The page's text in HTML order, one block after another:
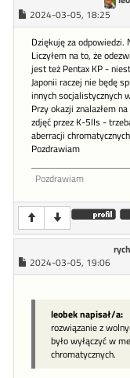
2024-03-05, 18:25
Dziękuję za odpowiedzi.
Liczyłem na to, że
jest też Pentax KP -
Japonii raczej nie będę
innych socjalistycznych
Przy okazji znalazłem
zdjęć przez K-5IIs -
aberracji
Pozdrawiam
Pozdrawiam
2024-03-05, 19:06
leobek napisał/a:
rozwiązanie z
było wyłączyć w
chromatycznych.